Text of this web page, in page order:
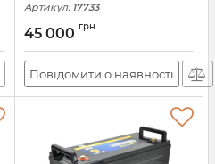
Артикул: 17733
45 000 грн.
Повідомити о наявності